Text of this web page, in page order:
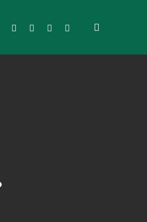
facebooklinkedininstagram
spotify